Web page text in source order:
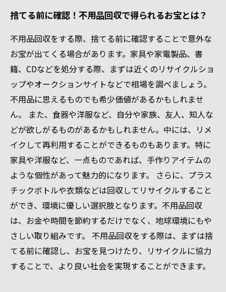
捨てる前に確認！不用品回収で得られるお宝とは？
不用品回収をする際、捨てる前に確認することで意外な
お宝が出てくる場合があります。家具や家電製品、書
籍、CDなどを処分する際、まずは近くのリサイクルショ
ップやオークションサイトなどで相場を調べましょう。
不用品に思えるものでも希少価値があるかもしれませ
ん。 また、食器や洋服など、自分や家族、友人、知人な
どが欲しがるものがあるかもしれません。中には、リメ
イクして再利用することができるものもあります。特に
家具や洋服など、一点ものであれば、手作りアイテムの
ような個性があって魅力的になります。 さらに、プラス
チックボトルや衣類などは回収してリサイクルすること
ができ、環境に優しい選択肢となります。不用品回収
は、お金や時間を節約するだけでなく、地球環境にもや
さしい取り組みです。 不用品回収をする際は、まずは捨
てる前に確認し、お宝を見つけたり、リサイクルに協力
することで、より良い社会を実現することができます。